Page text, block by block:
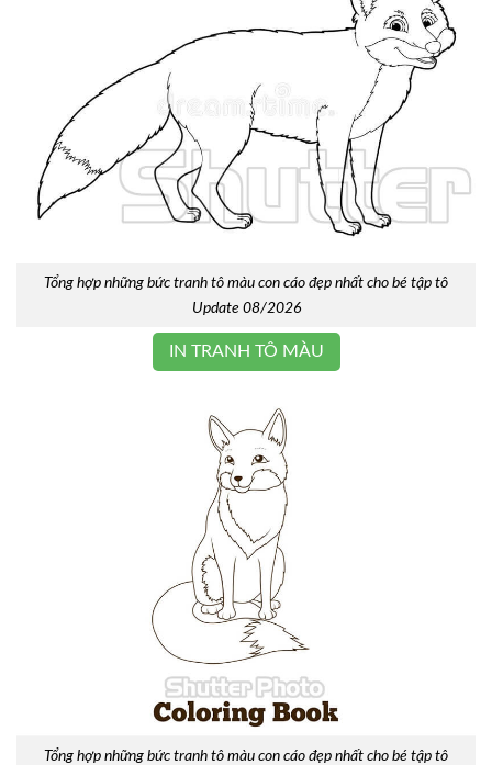
Tổng hợp những bức tranh tô màu con cáo đẹp nhất cho bé tập tô
Update 08/2026
IN TRANH TÔ MÀU
Tổng hợp những bức tranh tô màu con cáo đẹp nhất cho bé tập tô